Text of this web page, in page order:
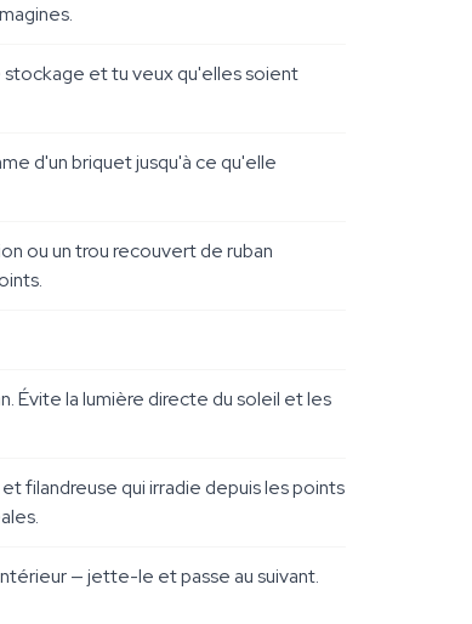
stockage et tu veux qu'elles soient
d'un briquet jusqu'à ce qu'elle
ou un trou recouvert de ruban
Évite la lumière directe du soleil et les
filandreuse qui irradie depuis les points
— jette-le et passe au suivant.